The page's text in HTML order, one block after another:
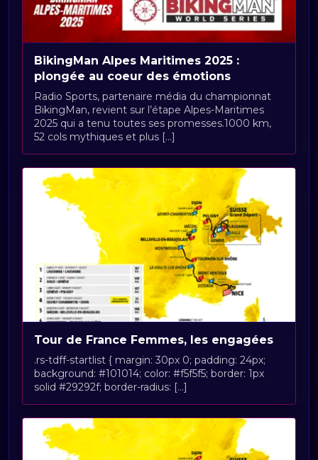
BikingMan Alpes Maritimes 2025 :
plongée au coeur des émotions
Radio Sports, partenaire média du championnat
BikingMan, revient sur l’étape Alpes-Maritimes
2025 qui a tenu toutes ses promesses.1000 km,
52 cols mythiques et plus [...]
Tour de France Femmes, les engagées
.rs-tdff-startlist { margin: 30px 0; padding: 24px;
background: #101014; color: #f5f5f5; border: 1px
solid #29292f; border-radius: [...]